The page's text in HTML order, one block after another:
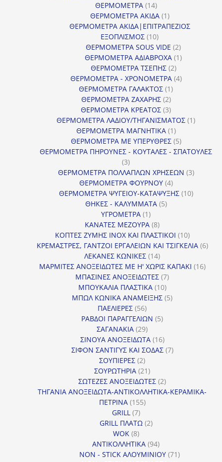
ΘΕΡΜΟΜΕΤΡΑ 1414
προϊόντα
ΘΕΡΜΟΜΕΤΡΑ ΑΚΙΔΑ 11
προϊόν
ΘΕΡΜΟΜΕΤΡΑ ΑΚΙΔΑ|ΕΠΙΤΡΑΠΕΖΙΟΣ
ΕΞΟΠΛΙΣΜΟΣ 1010
προϊόντα
ΘΕΡΜΟΜΕΤΡΑ SOUS VIDE 22
προϊόντα
ΘΕΡΜΟΜΕΤΡΑ ΑΔΙΑΒΡΟΧΑ 11
ΘΕΡΜΟΜΕΤΡΑ ΤΣΕΠΗΣ 22
προϊόντα
ΘΕΡΜΟΜΕΤΡΑ - ΧΡΟΝΟΜΕΤΡΑ 44
ΘΕΡΜΟΜΕΤΡΑ ΓΑΛΑΚΤΟΣ 11
προϊόν
ΘΕΡΜΟΜΕΤΡΑ ΖΑΧΑΡΗΣ 22
προϊόντα
ΘΕΡΜΟΜΕΤΡΑ ΚΡΕΑΤΟΣ 33
προϊόντα
ΘΕΡΜΟΜΕΤΡΑ ΛΑΔΙΟΥ/ΤΗΓΑΝΙΣΜΑΤΟΣ 11
ΘΕΡΜΟΜΕΤΡΑ ΜΑΓΝΗΤΙΚΑ 11
προϊόν
ΘΕΡΜΟΜΕΤΡΑ ΜΕ ΥΠΕΡΥΘΡΕΣ 55
προϊόντα
ΘΕΡΜΟΜΕΤΡΑ ΠΗΡΟΥΝΕΣ - ΚΟΥΤΑΛΕΣ - ΣΠΑΤΟΥΛΕΣ
33
προϊόντα
ΘΕΡΜΟΜΕΤΡΑ ΠΟΛΛΑΠΛΩΝ ΧΡΗΣΕΩΝ 33
ΘΕΡΜΟΜΕΤΡΑ ΦΟΥΡΝΟΥ 44
προϊόντα
ΘΕΡΜΟΜΕΤΡΑ ΨΥΓΕΙΟΥ-ΚΑΤΑΨΥΞΗΣ 1010
ΘΗΚΕΣ - ΚΑΛΥΜΜΑΤΑ 55
ΥΓΡΟΜΕΤΡΑ 11
προϊόν
ΚΑΝΑΤΕΣ ΜΕΖΟΥΡΑ 88
προϊόντα
ΚΟΠΤΕΣ ΖΥΜΗΣ INOX ΚΑΙ ΠΛΑΣΤΙΚΟΙ 1010
προϊόντα
ΚΡΕΜΑΣΤΡΕΣ, ΓΑΝΤΖΟΙ ΕΡΓΑΛΕΙΩΝ ΚΑΙ ΤΣΙΓΚΕΛΙΑ 66
ΛΕΚΑΝΕΣ ΚΩΝΙΚΕΣ 1414
προϊόντα
ΜΑΡΜΙΤΕΣ ΑΝΟΞΕΙΔΩΤΕΣ ΜΕ Η' ΧΩΡΙΣ ΚΑΠΑΚΙ 1616
ΜΠΑΣΙΝΕΣ ΑΝΟΞΕΙΔΩΤΕΣ 77
ΜΠΟΥΚΑΛΙΑ ΠΛΑΣΤΙΚΑ 1010
προϊόντα
ΜΠΩΛ ΚΩΝΙΚΑ ΑΝΑΜΕΙΞΗΣ 55
ΠΑΕΛΙΕΡΕΣ 5656
προϊόντα
ΡΑΒΔΟΙ ΠΑΡΑΓΓΕΛΙΩΝ 55
ΣΑΓΑΝΑΚΙΑ 2929
προϊόντα
ΣΙΝΟΥΑ ΑΝΟΞΕΙΔΩΤΑ 1616
προϊόντα
ΣΙΦΟΝ ΣΑΝΤΙΓΥΣ ΚΑΙ ΣΟΔΑΣ 77
ΣΟΥΠΙΕΡΕΣ 22
προϊόντα
ΣΟΥΡΩΤΗΡΙΑ 2121
προϊόντα
ΣΩΤΕΖΕΣ ΑΝΟΞΕΙΔΩΤΕΣ 22
προϊόντα
ΤΗΓΑΝΙΑ ΑΝΟΞΕΙΔΩΤΑ-ΑΝΤΙΚΟΛΛΗΤΙΚΑ-ΚΕΡΑΜΙΚΑ-
ΠΕΤΡΙΝΑ 155155
GRILL 77
προϊόντα
GRILL ΠΛΑΤΩ 22
WOK 88
προϊόντα
ΑΝΤΙΚΟΛΛΗΤΙΚΑ 9494
προϊόντα
NON - STICK ΑΛΟΥΜΙΝΙΟΥ 7171